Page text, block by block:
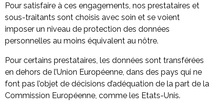
Pour satisfaire à ces engagements, nos prestataires et
sous-traitants sont choisis avec soin et se voient
imposer un niveau de protection des données
personnelles au moins équivalent au nôtre.
Pour certains prestataires, les données sont transférées
en dehors de l’Union Européenne, dans des pays qui ne
font pas l’objet de décisions d’adéquation de la part de la
Commission Européenne, comme les Etats-Unis.